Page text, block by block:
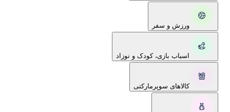
ورزش و سفر
اسباب بازی، کودک و نوزاد
کالاهای سوپرمارکتی